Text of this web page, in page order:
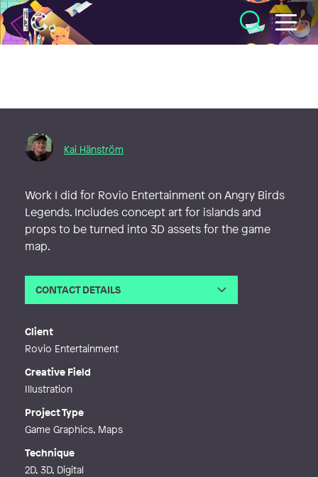
Illustratörcentrum
Kai Hänström
Work I did for Rovio Entertainment on Angry Birds
Legends. Includes concept art for islands and
props to be turned into 3D assets for the game
map.
CONTACT DETAILS
Client
Rovio Entertainment
Creative Field
Illustration
Project Type
Game Graphics, Maps
Technique
2D, 3D, Digital